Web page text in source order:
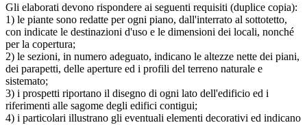
Gli elaborati devono rispondere ai seguenti requisiti (duplice copia):
1) le piante sono redatte per ogni piano, dall'interrato al sottotetto,
con indicate le destinazioni d'uso e le dimensioni dei locali, nonché
per la copertura;
2) le sezioni, in numero adeguato, indicano le altezze nette dei piani,
dei parapetti, delle aperture ed i profili del terreno naturale e
sistemato;
3) i prospetti riportano il disegno di ogni lato dell'edificio ed i
riferimenti alle sagome degli edifici contigui;
4) i particolari illustrano gli eventuali elementi decorativi ed indicano